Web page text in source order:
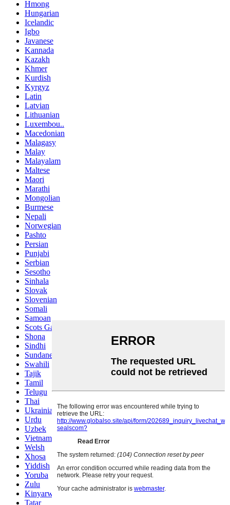
Hmong
Hungarian
Icelandic
Igbo
Javanese
Kannada
Kazakh
Khmer
Kurdish
Kyrgyz
Latin
Latvian
Lithuanian
Luxembou..
Macedonian
Malagasy
Malay
Malayalam
Maltese
Maori
Marathi
Mongolian
Burmese
Nepali
Norwegian
Pashto
Persian
Punjabi
Serbian
Sesotho
Sinhala
Slovak
Slovenian
Somali
Samoan
Scots Gaelic
Shona
Sindhi
Sundanese
Swahili
Tajik
Tamil
Telugu
Thai
Ukrainian
Urdu
Uzbek
Vietnamese
Welsh
Xhosa
Yiddish
Yoruba
Zulu
Kinyarwanda
Tatar